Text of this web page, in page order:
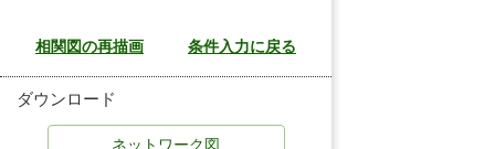
ダウンロード